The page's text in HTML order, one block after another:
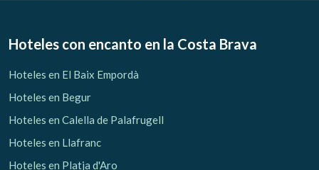
Hoteles con encanto en la Costa Brava
Hoteles en El Baix Empordà
Hoteles en Begur
Hoteles en Calella de Palafrugell
Hoteles en Llafranc
Hoteles en Platja d'Aro